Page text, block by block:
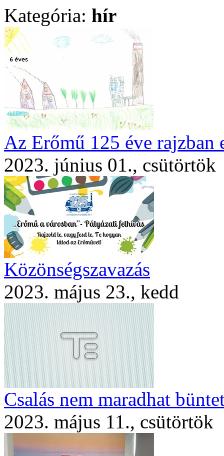
Kategória: hír
Az Erőmű 125 éve
2023. június 01., csütörtök
Közönségszavazás
2023. május 23., kedd
Csalás nem maradhat
2023. május 11., csütörtök